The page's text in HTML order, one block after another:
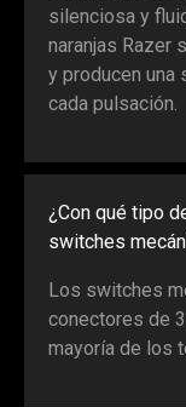
silenciosa y
naranjas Razer
y producen
cada pulsación.
¿Con qué tipo
switches
Los switches
conectores de
mayoría de los